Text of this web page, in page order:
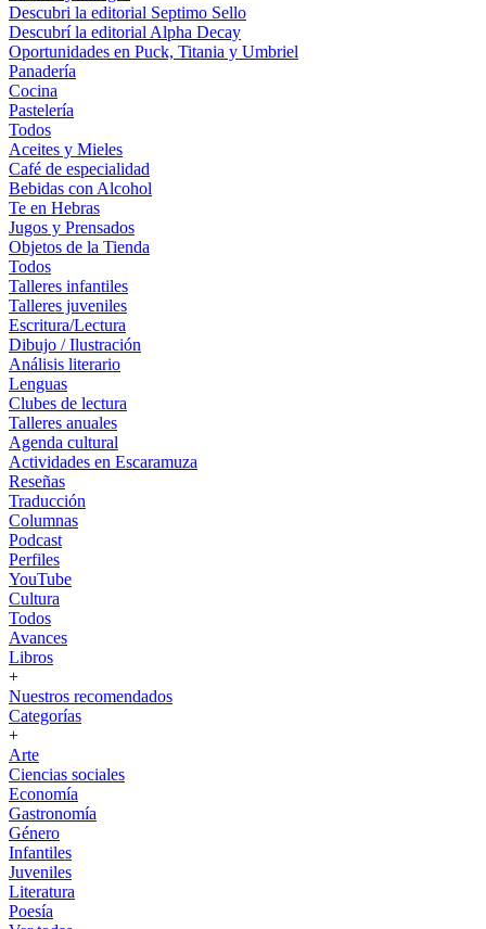
Descubri la editorial Septimo Sello
Descubrí la editorial Alpha Decay
Oportunidades en Puck, Titania y Umbriel
Panadería
Cocina
Pastelería
Todos
Aceites y Mieles
Café de especialidad
Bebidas con Alcohol
Te en Hebras
Jugos y Prensados
Objetos de la Tienda
Todos
Talleres infantiles
Talleres juveniles
Escritura/Lectura
Dibujo / Ilustración
Análisis literario
Lenguas
Clubes de lectura
Talleres anuales
Agenda cultural
Actividades en Escaramuza
Reseñas
Traducción
Columnas
Podcast
Perfiles
YouTube
Cultura
Todos
Avances
Libros
+
Nuestros recomendados
Categorías
+
Arte
Ciencias sociales
Economía
Gastronomía
Género
Infantiles
Juveniles
Literatura
Poesía